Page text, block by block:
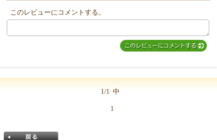
このレビューにコメントする。
1/1 中
1